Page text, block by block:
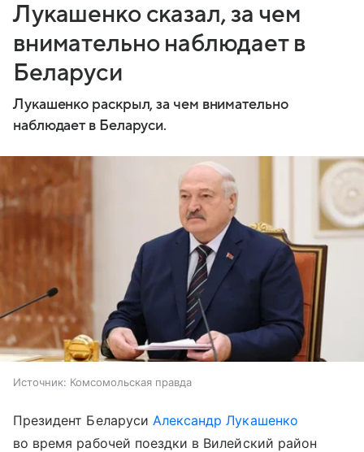
Лукашенко сказал, за чем
внимательно наблюдает в
Беларуси
Лукашенко раскрыл, за чем внимательно
наблюдает в Беларуси.
Источник: Комсомольская правда
Президент Беларуси Александр Лукашенко
во время рабочей поездки в Вилейский район